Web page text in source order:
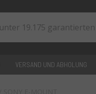
VERSAND UND ABHOLUNG